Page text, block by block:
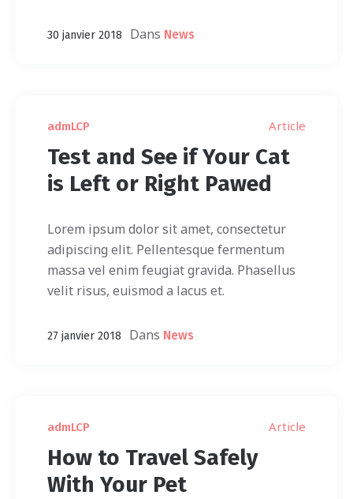
30 janvier 2018 Dans News
admLCP Article
Test and See if Your Cat
is Left or Right Pawed
Lorem ipsum dolor sit amet, consectetur
adipiscing elit. Pellentesque fermentum
massa vel enim feugiat gravida. Phasellus
velit risus, euismod a lacus et.
27 janvier 2018 Dans News
admLCP Article
How to Travel Safely
With Your Pet